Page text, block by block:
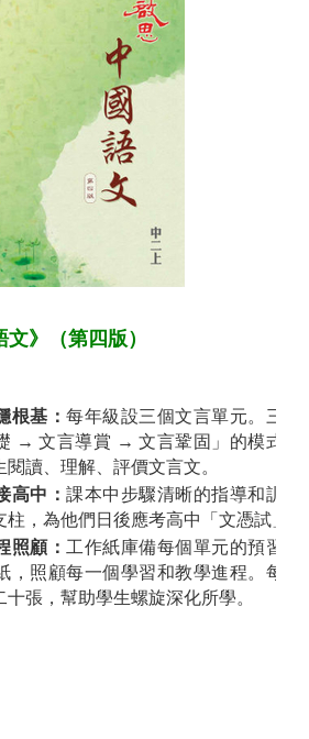
文》（第四版）
根基： 每年級設三個文言單元。三個
→ 文言導賞 → 文言鞏固」的模式編
讀、理解、評價文言文。
高中： 課本中步驟清晰的指導和訓練
柱，為他們日後應考高中「文憑試」
照顧： 工作紙庫備每個單元的預習、
，照顧每一個學習和教學進程。每個
張，幫助學生螺旋深化所學。